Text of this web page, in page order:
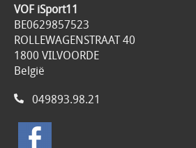
VOF iSport11
BE0629857523
ROLLEWAGENSTRAAT 40
1800 VILVOORDE
België
049893.98.21